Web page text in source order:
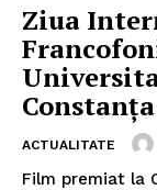
Ziua
Constanța
ACTUALITATE
Film premiat la